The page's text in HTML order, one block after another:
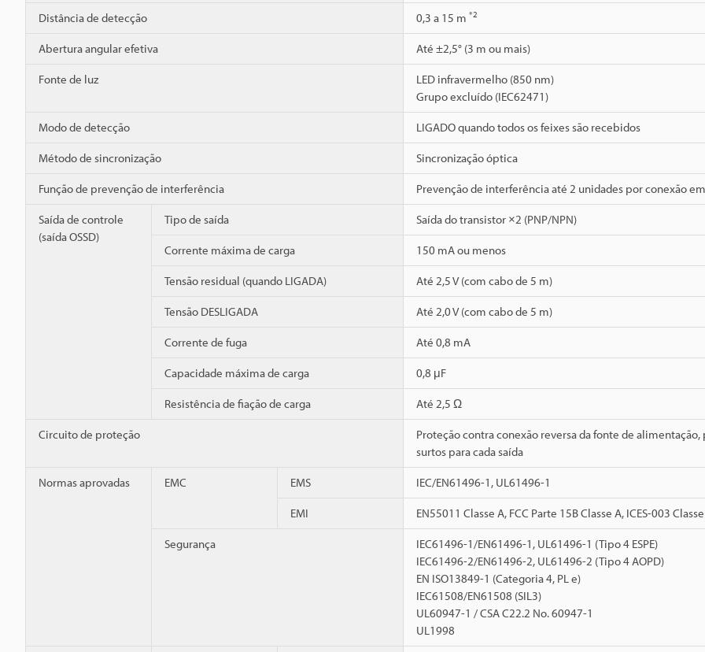
Distância de detecção 0,3 a 15 m *2
Abertura angular efetiva Até ±2,5° (3 m ou mais)
Fonte de luz
LED infravermelho (850 nm)
Grupo excluído (IEC62471)
Modo de detecção LIGADO quando todos os feixes são recebidos
Método de sincronização Sincronização óptica
Função de prevenção de interferência Prevenção de interferência até 2 unidades por conexão
Saída de controle
(saída OSSD)
Tipo de saída Saída do transistor ×2 (PNP/NPN)
Corrente máxima de carga 150 mA ou menos
Tensão residual (quando LIGADA) Até 2,5 V (com cabo de 5 m)
Tensão DESLIGADA Até 2,0 V (com cabo de 5 m)
Corrente de fuga Até 0,8 mA
Capacidade máxima de carga 0,8 μF
Resistência de fiação de carga Até 2,5 Ω
Circuito de proteção
Proteção contra conexão reversa da fonte de
surtos para cada saída
Normas aprovadas EMC EMS IEC/EN61496-1, UL61496-1
EMI EN55011 Classe A, FCC Parte 15B Classe A, ICES-003
Segurança
IEC61496-1/EN61496-1, UL61496-1 (Tipo 4 ESPE)
IEC61496-2/EN61496-2, UL61496-2 (Tipo 4 AOPD)
EN ISO13849-1 (Categoria 4, PL e)
IEC61508/EN61508 (SIL3)
UL60947-1 / CSA C22.2 No. 60947-1
UL1998